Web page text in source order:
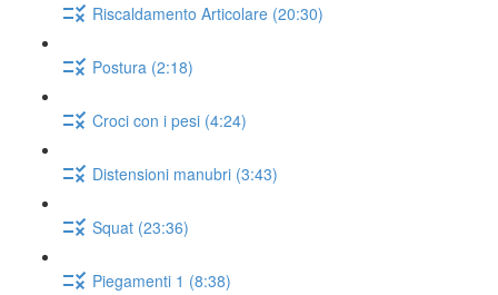
Riscaldamento Articolare (20:30)
Postura (2:18)
Croci con i pesi (4:24)
Distensioni manubri (3:43)
Squat (23:36)
Piegamenti 1 (8:38)